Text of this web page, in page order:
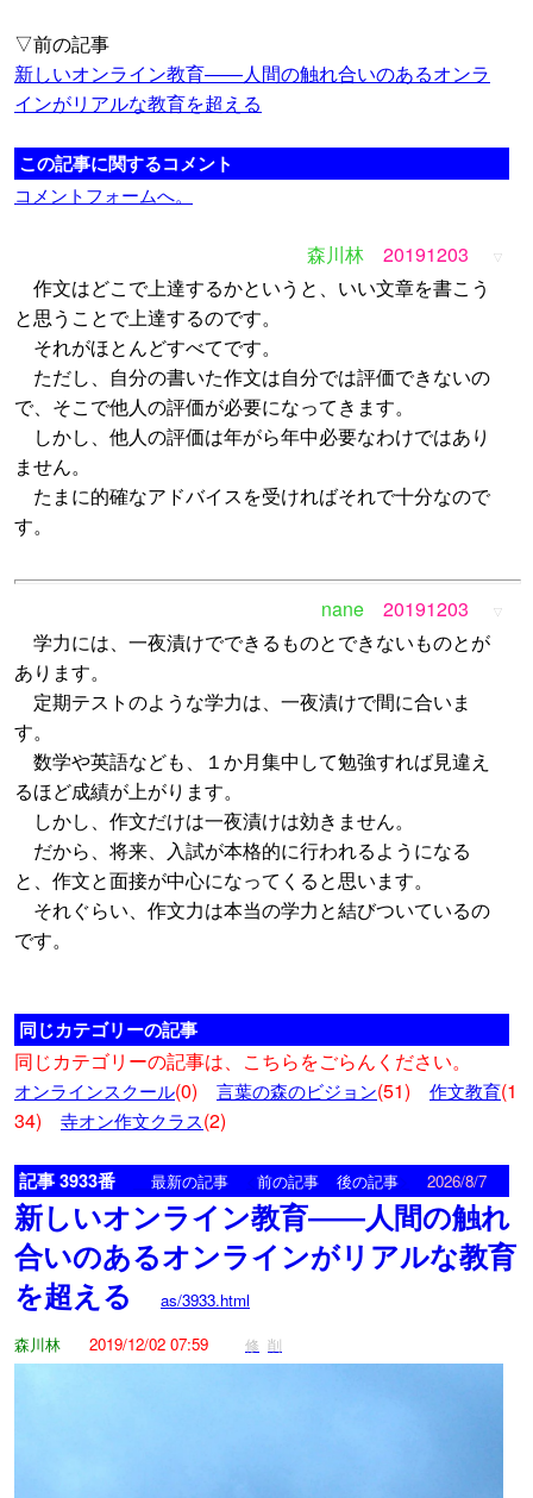
▽前の記事
新しいオンライン教育――人間の触れ合いのあるオンラ
インがリアルな教育を超える
この記事に関するコメント
コメントフォームへ。
森川林 20191203 ▽
作文はどこで上達するかというと、いい文章を書こう
と思うことで上達するのです。
それがほとんどすべてです。
ただし、自分の書いた作文は自分では評価できないの
で、そこで他人の評価が必要になってきます。
しかし、他人の評価は年がら年中必要なわけではあり
ません。
たまに的確なアドバイスを受ければそれで十分なので
す。
nane 20191203 ▽
学力には、一夜漬けでできるものとできないものとが
あります。
定期テストのような学力は、一夜漬けで間に合いま
す。
数学や英語なども、１か月集中して勉強すれば見違え
るほど成績が上がります。
しかし、作文だけは一夜漬けは効きません。
だから、将来、入試が本格的に行われるようになる
と、作文と面接が中心になってくると思います。
それぐらい、作文力は本当の学力と結びついているの
です。
同じカテゴリーの記事
同じカテゴリーの記事は、こちらをごらんください。
オンラインスクール(0) 言葉の森のビジョン(51) 作文教育(1
34)
寺オン作文クラス(2)
記事 3933番 最新の記事 前の記事 後の記事 2026/8/7
新しいオンライン教育――人間の触れ
合いのあるオンラインがリアルな教育
を超える
as/3933.html
森川林
2019/12/02 07:59 修 削